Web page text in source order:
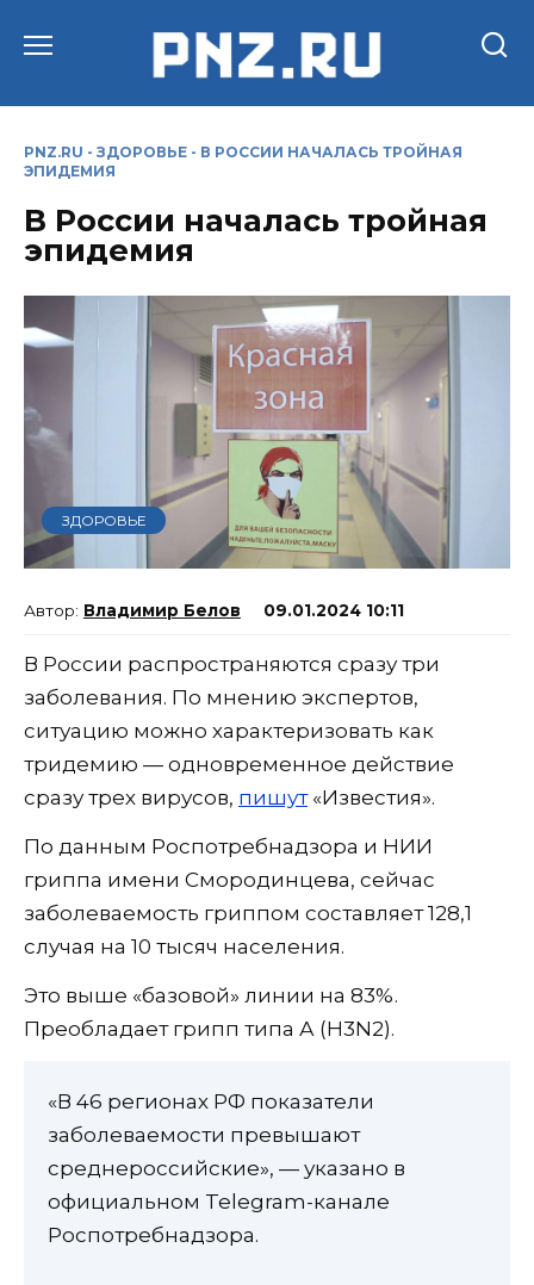
PNZ.RU - ЗДОРОВЬЕ - В РОССИИ НАЧАЛАСЬ ТРОЙНАЯ
ЭПИДЕМИЯ
В России началась тройная
эпидемия
ЗДОРОВЬЕ
Владимир Белов 09.01.2024 10:11
В России распространяются сразу три
заболевания. По мнению экспертов,
ситуацию можно характеризовать как
тридемию — одновременное действие
сразу трех вирусов, пишут«Известия».
По данным Роспотребнадзора и НИИ
гриппа имени Смородинцева, сейчас
заболеваемость гриппом составляет 128,1
случая на 10 тысяч населения.
Это выше «базовой» линии на 83%.
Преобладает грипп типа А (H3N2).
«В 46 регионах РФ показатели
заболеваемости превышают
среднероссийские», — указано в
официальном Telegram-канале
Роспотребнадзора.